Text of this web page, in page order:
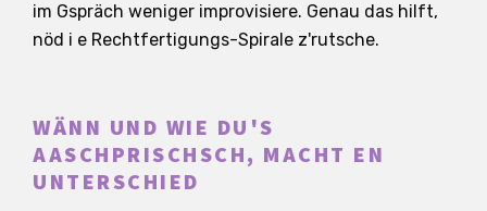
im Gspräch weniger improvisiere. Genau das hilft,
nöd i e Rechtfertigungs-Spirale z'rutsche.
WÄNN UND WIE DU'S
AASCHPRISCHSCH, MACHT EN
UNTERSCHIED